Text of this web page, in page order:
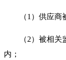
（1）供应商
（2）被相关
内；